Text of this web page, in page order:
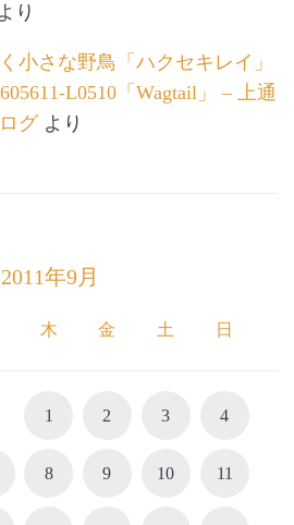
り
小さな野鳥「ハクセキレイ」
L0510「Wagtail」 – 上通
グより
2011年9月
木 金 土 日
1 2 3 4
8 9 10 11